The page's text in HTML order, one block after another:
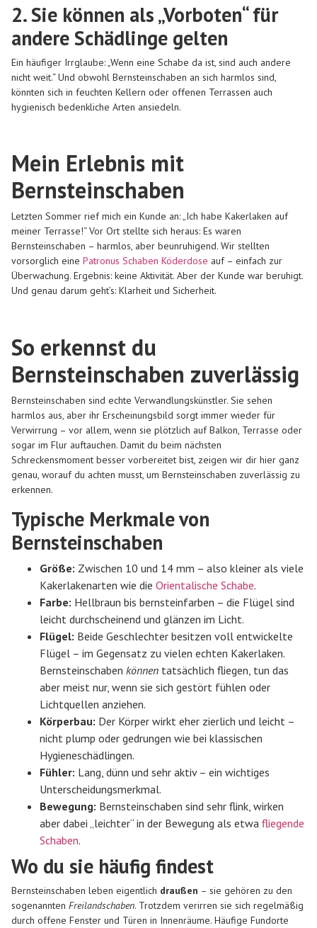
2. Sie können als „Vorboten“ für
andere Schädlinge gelten
Ein häufiger Irrglaube: „Wenn eine Schabe da ist, sind auch andere
nicht weit.“ Und obwohl Bernsteinschaben an sich harmlos sind,
könnten sich in feuchten Kellern oder offenen Terrassen auch
hygienisch bedenkliche Arten ansiedeln.
Mein Erlebnis mit
Bernsteinschaben
Letzten Sommer rief mich ein Kunde an: „Ich habe Kakerlaken auf
meiner Terrasse!“ Vor Ort stellte sich heraus: Es waren
Bernsteinschaben – harmlos, aber beunruhigend. Wir stellten
vorsorglich eine Patronus Schaben Köderdose auf – einfach zur
Überwachung. Ergebnis: keine Aktivität. Aber der Kunde war beruhigt.
Und genau darum geht’s: Klarheit und Sicherheit.
So erkennst du
Bernsteinschaben zuverlässig
Bernsteinschaben sind echte Verwandlungskünstler. Sie sehen
harmlos aus, aber ihr Erscheinungsbild sorgt immer wieder für
Verwirrung – vor allem, wenn sie plötzlich auf Balkon, Terrasse oder
sogar im Flur auftauchen. Damit du beim nächsten
Schreckensmoment besser vorbereitet bist, zeigen wir dir hier ganz
genau, worauf du achten musst, um Bernsteinschaben zuverlässig zu
erkennen.
Typische Merkmale von
Bernsteinschaben
Größe: Zwischen 10 und 14 mm – also kleiner als viele
Kakerlakenarten wie die Orientalische Schabe.
Farbe: Hellbraun bis bernsteinfarben – die Flügel sind
leicht durchscheinend und glänzen im Licht.
Flügel: Beide Geschlechter besitzen voll entwickelte
Flügel – im Gegensatz zu vielen echten Kakerlaken.
Bernsteinschaben können tatsächlich fliegen, tun das
aber meist nur, wenn sie sich gestört fühlen oder
Lichtquellen anziehen.
Körperbau: Der Körper wirkt eher zierlich und leicht –
nicht plump oder gedrungen wie bei klassischen
Hygieneschädlingen.
Fühler: Lang, dünn und sehr aktiv – ein wichtiges
Unterscheidungsmerkmal.
Bewegung: Bernsteinschaben sind sehr flink, wirken
aber dabei „leichter“ in der Bewegung als etwa fliegende
Schaben.
Wo du sie häufig findest
Bernsteinschaben leben eigentlich draußen – sie gehören zu den
sogenannten Freilandschaben. Trotzdem verirren sie sich regelmäßig
durch offene Fenster und Türen in Innenräume. Häufige Fundorte